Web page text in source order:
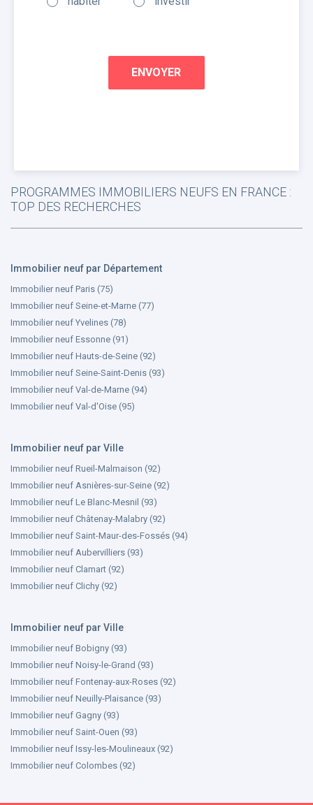
PROGRAMMES IMMOBILIERS NEUFS EN FRANCE :
TOP DES RECHERCHES
Immobilier neuf par Département
Immobilier neuf Paris (75)
Immobilier neuf Seine-et-Marne (77)
Immobilier neuf Yvelines (78)
Immobilier neuf Essonne (91)
Immobilier neuf Hauts-de-Seine (92)
Immobilier neuf Seine-Saint-Denis (93)
Immobilier neuf Val-de-Marne (94)
Immobilier neuf Val-d'Oise (95)
Immobilier neuf par Ville
Immobilier neuf Rueil-Malmaison (92)
Immobilier neuf Asnières-sur-Seine (92)
Immobilier neuf Le Blanc-Mesnil (93)
Immobilier neuf Châtenay-Malabry (92)
Immobilier neuf Saint-Maur-des-Fossés (94)
Immobilier neuf Aubervilliers (93)
Immobilier neuf Clamart (92)
Immobilier neuf Clichy (92)
Immobilier neuf par Ville
Immobilier neuf Bobigny (93)
Immobilier neuf Noisy-le-Grand (93)
Immobilier neuf Fontenay-aux-Roses (92)
Immobilier neuf Neuilly-Plaisance (93)
Immobilier neuf Gagny (93)
Immobilier neuf Saint-Ouen (93)
Immobilier neuf Issy-les-Moulineaux (92)
Immobilier neuf Colombes (92)